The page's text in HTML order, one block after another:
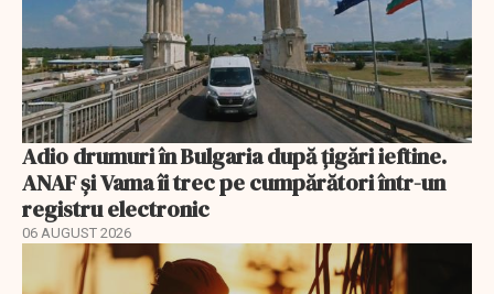
Adio drumuri în Bulgaria după țigări ieftine.
ANAF și Vama îi trec pe cumpărători într-un
registru electronic
06 AUGUST 2026